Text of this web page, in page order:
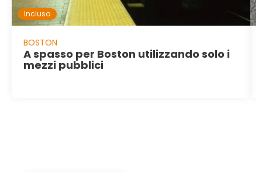
Incluso
BOSTON
A spasso per Boston utilizzando solo i
mezzi pubblici